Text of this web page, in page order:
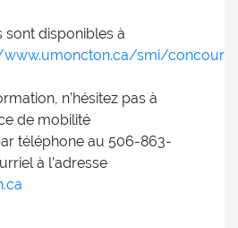
sont disponibles à
smi/concours
n’hésitez pas à
de mobilité
téléphone au 506-863-
à l’adresse